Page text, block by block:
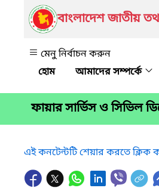
বাংলাদেশ জাতীয়
মেনু নির্বাচন করুন
আমাদের সম্পর্কে
ফায়ার সার্ভিস ও সিভিল
এই কনটেন্টটি শেয়ার করতে ক্লিক